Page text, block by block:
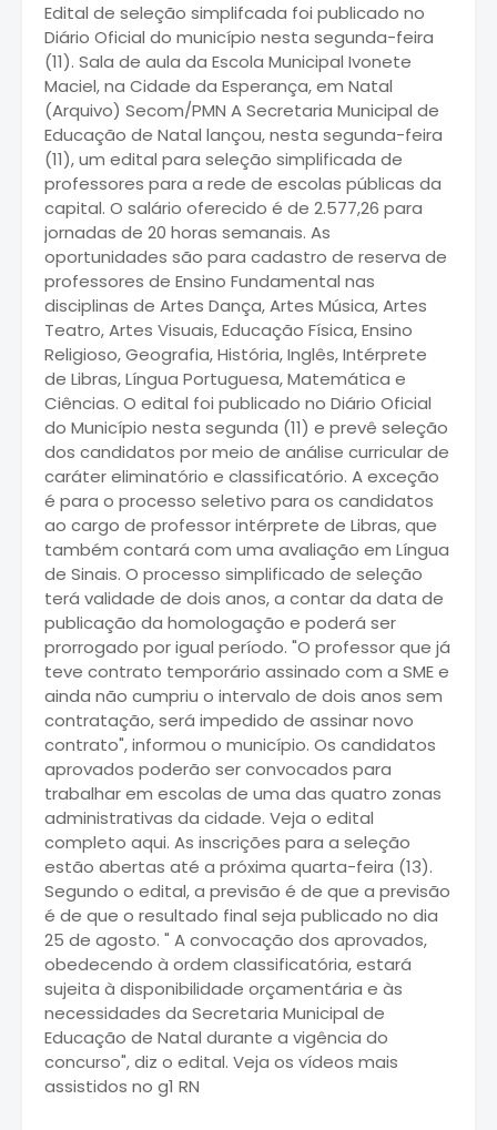
Edital de seleção simplifcada foi publicado no
Diário Oficial do município nesta segunda-feira
(11). Sala de aula da Escola Municipal Ivonete
Maciel, na Cidade da Esperança, em Natal
(Arquivo) Secom/PMN A Secretaria Municipal de
Educação de Natal lançou, nesta segunda-feira
(11), um edital para seleção simplificada de
professores para a rede de escolas públicas da
capital. O salário oferecido é de 2.577,26 para
jornadas de 20 horas semanais. As
oportunidades são para cadastro de reserva de
professores de Ensino Fundamental nas
disciplinas de Artes Dança, Artes Música, Artes
Teatro, Artes Visuais, Educação Física, Ensino
Religioso, Geografia, História, Inglês, Intérprete
de Libras, Língua Portuguesa, Matemática e
Ciências. O edital foi publicado no Diário Oficial
do Município nesta segunda (11) e prevê seleção
dos candidatos por meio de análise curricular de
caráter eliminatório e classificatório. A exceção
é para o processo seletivo para os candidatos
ao cargo de professor intérprete de Libras, que
também contará com uma avaliação em Língua
de Sinais. O processo simplificado de seleção
terá validade de dois anos, a contar da data de
publicação da homologação e poderá ser
prorrogado por igual período. "O professor que já
teve contrato temporário assinado com a SME e
ainda não cumpriu o intervalo de dois anos sem
contratação, será impedido de assinar novo
contrato", informou o município. Os candidatos
aprovados poderão ser convocados para
trabalhar em escolas de uma das quatro zonas
administrativas da cidade. Veja o edital
completo aqui. As inscrições para a seleção
estão abertas até a próxima quarta-feira (13).
Segundo o edital, a previsão é de que a previsão
é de que o resultado final seja publicado no dia
25 de agosto. " A convocação dos aprovados,
obedecendo à ordem classificatória, estará
sujeita à disponibilidade orçamentária e às
necessidades da Secretaria Municipal de
Educação de Natal durante a vigência do
concurso", diz o edital. Veja os vídeos mais
assistidos no g1 RN